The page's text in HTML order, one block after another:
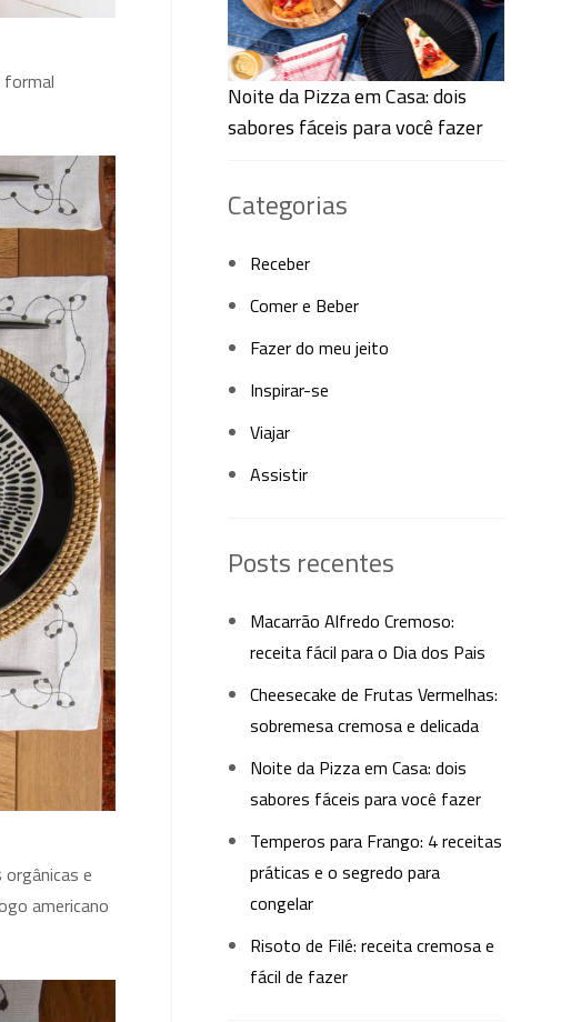
formal
e
americano
Noite da Pizza em Casa: dois
sabores fáceis para você fazer
Categorias
Receber
Comer e Beber
Fazer do meu jeito
Inspirar-se
Viajar
Assistir
Posts recentes
Macarrão Alfredo Cremoso:
receita fácil para o Dia dos Pais
Cheesecake de Frutas Vermelhas:
sobremesa cremosa e delicada
Noite da Pizza em Casa: dois
sabores fáceis para você fazer
Temperos para Frango: 4 receitas
práticas e o segredo para
congelar
Risoto de Filé: receita cremosa e
fácil de fazer